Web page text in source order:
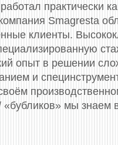
практически
Smagresta
клиенты.
опыт в решении
и
«бубликов» мы знаем